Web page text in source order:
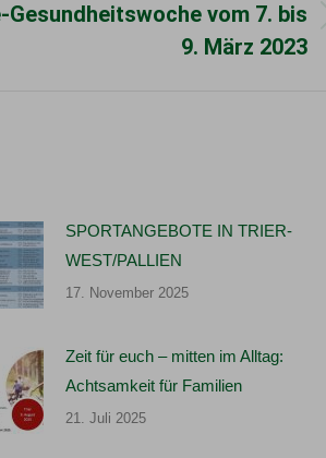
Gesundheitswoche vom 7. bis
9. März 2023
SPORTANGEBOTE IN TRIER-
WEST/PALLIEN
17. November 2025
Zeit für euch – mitten im Alltag:
Achtsamkeit für Familien
21. Juli 2025